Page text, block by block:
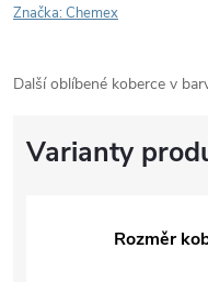
Značka:Chemex
Další oblíbené koberce v
Rozměr